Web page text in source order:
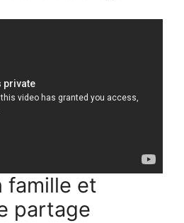
famille et
partage